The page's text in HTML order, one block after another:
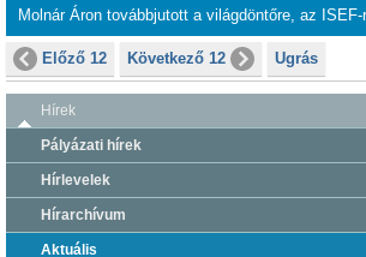
Molnár Áron továbbjutott a világdöntőre, az ISEF-
Előző 12 Következő 12 Ugrás
Hírek
Pályázati hírek
Hírlevelek
Hírarchívum
Aktuális